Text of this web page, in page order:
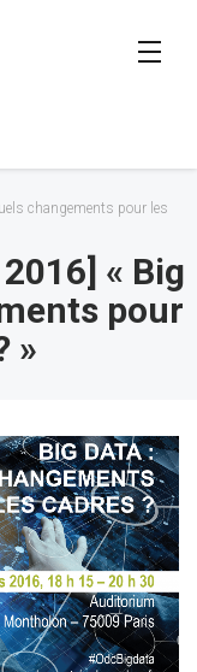
changements pour les
« Big
pour
»